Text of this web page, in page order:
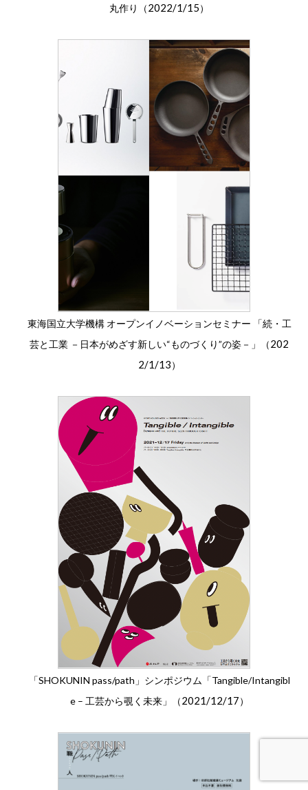
丸作り（2022/1/15）
東海国立大学機構 オープンイノベーションセミナー 「続・工
芸と工業 －日本がめざす新しい“ものづくり”の姿－」（202
2/1/13）
「SHOKUNIN pass/path」シンポジウム「Tangible/Intangibl
e – 工芸から覗く未来」（2021/12/17）